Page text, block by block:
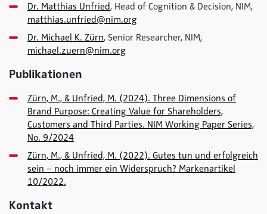
Dr. Matthias Unfried, Head of Cognition & Decision, NIM,
matthias.unfried@nim.org
Dr. Michael K. Zürn, Senior Researcher, NIM,
michael.zuern@nim.org
Publikationen
Zürn, M., & Unfried, M. (2024). Three Dimensions of
Brand Purpose: Creating Value for Shareholders,
Customers and Third Parties. NIM Working Paper Series,
No. 9/2024
Zürn, M., & Unfried, M. (2022). Gutes tun und erfolgreich
sein – noch immer ein Widerspruch? Markenartikel
10/2022.
Kontakt